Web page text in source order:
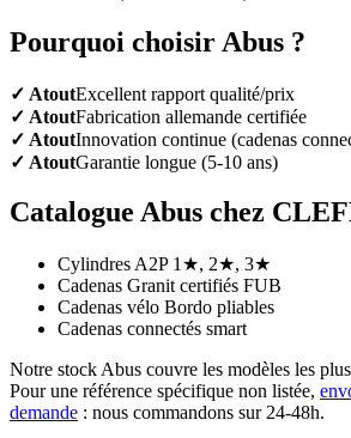
Pourquoi choisir Abus ?
✓ AtoutExcellent rapport qualité/prix
✓ AtoutFabrication allemande certifiée
✓ AtoutInnovation continue (cadenas
✓ AtoutGarantie longue (5-10 ans)
Catalogue Abus chez
Cylindres A2P 1★, 2★, 3★
Cadenas Granit certifiés FUB
Cadenas vélo Bordo pliables
Cadenas connectés smart
Notre stock Abus couvre les modèles les
Pour une référence spécifique non listée,
demande : nous commandons sur 24-48h.